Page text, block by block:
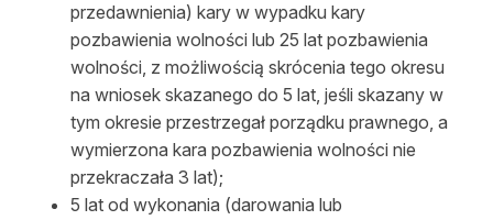
przedawnienia) kary w wypadku kary
pozbawienia wolności lub 25 lat pozbawienia
wolności, z możliwością skrócenia tego okresu
na wniosek skazanego do 5 lat, jeśli skazany w
tym okresie przestrzegał porządku prawnego, a
wymierzona kara pozbawienia wolności nie
przekraczała 3 lat);
5 lat od wykonania (darowania lub